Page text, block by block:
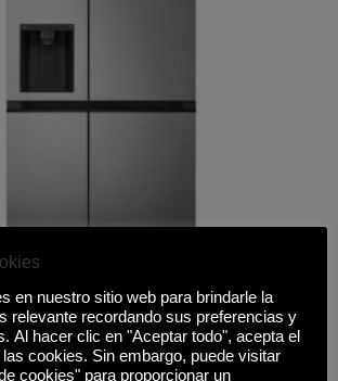
GSLV51PZXM
en nuestro sitio web para brindarle la
relevante recordando sus preferencias y
Al hacer clic en "Aceptar todo", acepta el
cookies. Sin embargo, puede visitar
cookies" para proporcionar un